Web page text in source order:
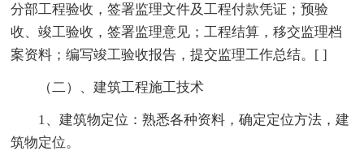
分部工程验收，签署监理文件及工程付款凭证；预验
收、竣工验收，签署监理意见；工程结算，移交监理档
案资料；编写竣工验收报告，提交监理工作总结。[ ]
（二）、建筑工程施工技术
1、建筑物定位：熟悉各种资料，确定定位方法，建
筑物定位。